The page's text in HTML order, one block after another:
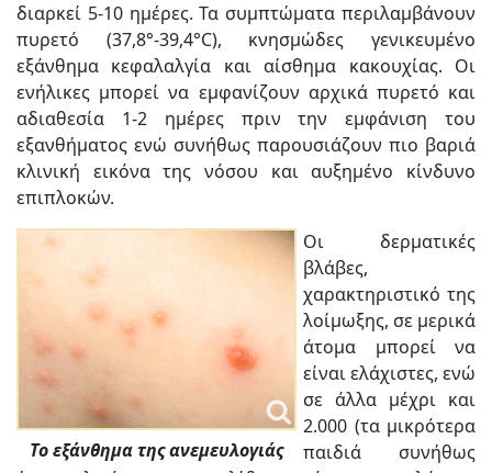
διαρκεί 5-10 ημέρες. Τα συμπτώματα περιλαμβάνουν
πυρετό (37,8°-39,4°C), κνησμώδες γενικευμένο
εξάνθημα κεφαλαλγία και αίσθημα κακουχίας. Οι
ενήλικες μπορεί να εμφανίζουν αρχικά πυρετό και
αδιαθεσία 1-2 ημέρες πριν την εμφάνιση του
εξανθήματος ενώ συνήθως παρουσιάζουν πιο βαριά
κλινική εικόνα της νόσου και αυξημένο κίνδυνο
επιπλοκών.
Το εξάνθημα της ανεμευλογιάς
Οι δερματικές
βλάβες,
χαρακτηριστικό της
λοίμωξης, σε μερικά
άτομα μπορεί να
είναι ελάχιστες, ενώ
σε άλλα μέχρι και
2.000 (τα μικρότερα
παιδιά συνήθως